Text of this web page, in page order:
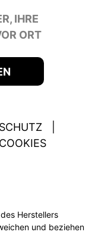
IHRE
ORT
COOKIES
Herstellers
und beziehen